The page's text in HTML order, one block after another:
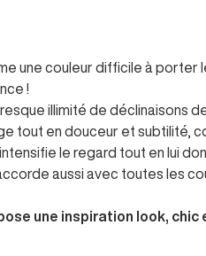
une couleur difficile à porter
!
illimité de déclinaisons
tout en douceur et subtilité,
le regard tout en lui
aussi avec toutes les
une inspiration look,